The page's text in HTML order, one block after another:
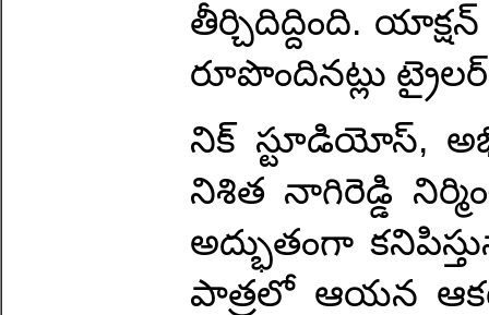
తీర్చిదిద్దింది.
రూపొందినట్లు
నిక్ స్టూడియోస్,
నిశిత నాగిరెడ్డి
అద్భుతంగా
పాత్రలో ఆయన